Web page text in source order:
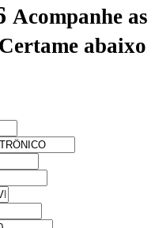
Acompanhe as
abaixo